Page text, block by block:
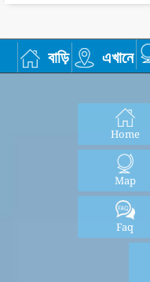
বাড়ি এখানে
Home
Map
Faq